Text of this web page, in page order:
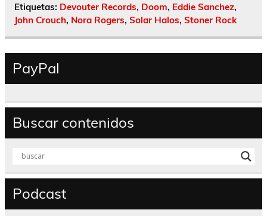
Etiquetas: Devouter Records, Doom, Eddie Sanchez,
John Crouch, Nora Rogers, Solar Halos, Stoner Rock
PayPal
Buscar contenidos
Podcast